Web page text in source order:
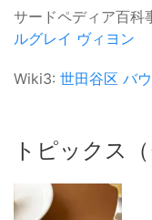
サードペディア百科
ルグレイ ヴィヨン
Wiki3: 世田谷区 バ
トピックス（